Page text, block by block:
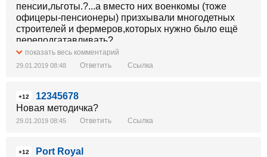
пенсии,льготы.?...а вместо них военкомы (тоже
офицеры-пенсионеры) призхывали многодетных
строителей и фермеров,которых нужно было ещё
переподгатавливать?
показать весь комментарий
29.01.2019 08:48 Ответить Ссылка
+12
12345678
Новая методичка?
29.01.2019 08:45 Ответить Ссылка
+12
Port Royal